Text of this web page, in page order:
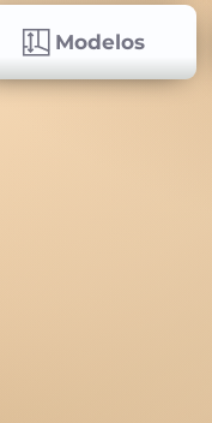
Modelos